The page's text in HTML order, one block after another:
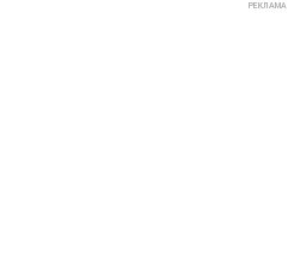
РЕКЛАМА